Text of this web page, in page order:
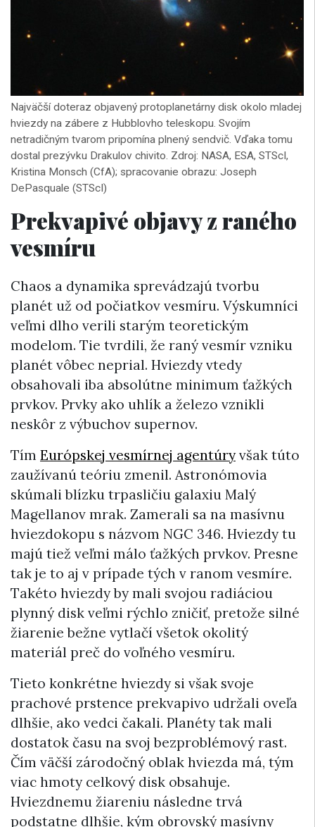
Najväčší doteraz objavený protoplanetárny disk okolo mladej
hviezdy na zábere z Hubblovho teleskopu. Svojím
netradičným tvarom pripomína plnený sendvič. Vďaka tomu
dostal prezývku Drakulov chivito. Zdroj: NASA, ESA, STScI,
Kristina Monsch (CfA); spracovanie obrazu: Joseph
DePasquale (STScI)
Prekvapivé objavy z raného
vesmíru
Chaos a dynamika sprevádzajú tvorbu
planét už od počiatkov vesmíru. Výskumníci
veľmi dlho verili starým teoretickým
modelom. Tie tvrdili, že raný vesmír vzniku
planét vôbec neprial. Hviezdy vtedy
obsahovali iba absolútne minimum ťažkých
prvkov. Prvky ako uhlík a železo vznikli
neskôr z výbuchov supernov.
Tím Európskej vesmírnej agentúryvšak túto
zaužívanú teóriu zmenil. Astronómovia
skúmali blízku trpasličiu galaxiu Malý
Magellanov mrak. Zamerali sa na masívnu
hviezdokopu s názvom NGC 346. Hviezdy tu
majú tiež veľmi málo ťažkých prvkov. Presne
tak je to aj v prípade tých v ranom vesmíre.
Takéto hviezdy by mali svojou radiáciou
plynný disk veľmi rýchlo zničiť, pretože silné
žiarenie bežne vytlačí všetok okolitý
materiál preč do voľného vesmíru.
Tieto konkrétne hviezdy si však svoje
prachové prstence prekvapivo udržali oveľa
dlhšie, ako vedci čakali. Planéty tak mali
dostatok času na svoj bezproblémový rast.
Čím väčší zárodočný oblak hviezda má, tým
viac hmoty celkový disk obsahuje.
Hviezdnemu žiareniu následne trvá
podstatne dlhšie, kým obrovský masívny